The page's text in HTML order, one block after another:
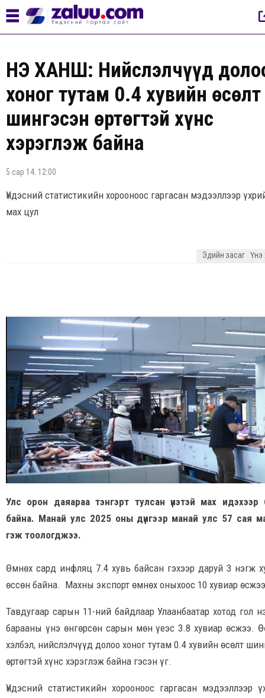
ҮНЭ ХАНШ: Нийслэлчүүд
хоног тутам 0.4 хувийн өсөлт
шингэсэн өртөгтэй хүнс
хэрэглэж байна
5 сар 14. 12:00
Үндэсний статистикийн хорооноос гаргасан мэдээллээр
мах цул
Эдийн засаг Үнэ
Улс орон даяараа тэнгэрт тулсан үнэтэй мах
байна. Манай улс 2025 оны дүнгээр манай улс 57 сая
гэж тоологджээ.
Өмнөх сард инфляц 7.4 хувь байсан гэхээр даруй 3 нэгж
өссөн байна. Махны экспорт өмнөх оныхоос 10 хувиар
Тавдугаар сарын 11-ний байдлаар Улаанбаатар хотод гол
барааны үнэ өнгөрсөн сарын мөн үеэс 3.8 хувиар өсжээ.
хэлбэл, нийслэлчүүд долоо хоног тутам 0.4 хувийн өсөлт
өртөгтэй хүнс хэрэглэж байна гэсэн үг.
Үндэсний статистикийн хорооноос гаргасан мэдээллээр